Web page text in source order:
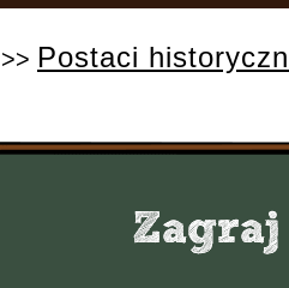
>> Postaci